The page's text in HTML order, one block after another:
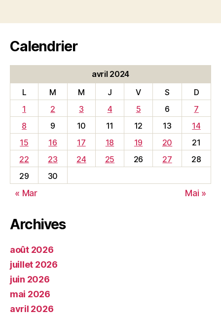
Calendrier
avril 2024
L
M M J V S
D
1
2 3 4 5 6
7
8
9 10 11 12 13
14
15
16 17 18 19 20
21
22
23 24 25 26 27
28
29
30
« Mar Mai »
Archives
août 2026
juillet 2026
juin 2026
mai 2026
avril 2026